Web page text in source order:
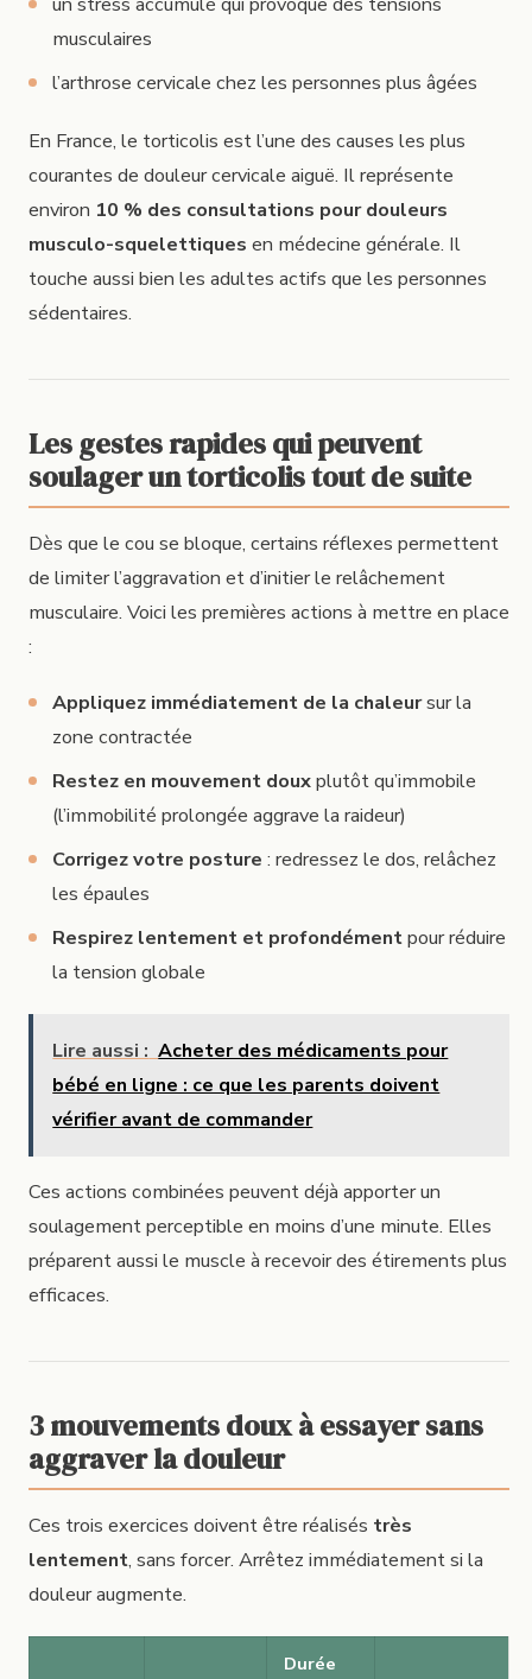
un stress accumulé qui provoque des tensions
musculaires
l’arthrose cervicale chez les personnes plus âgées
En France, le torticolis est l’une des causes les plus
courantes de douleur cervicale aiguë. Il représente
environ 10 % des consultations pour douleurs
musculo-squelettiques en médecine générale. Il
touche aussi bien les adultes actifs que les personnes
sédentaires.
Les gestes rapides qui peuvent
soulager un torticolis tout de suite
Dès que le cou se bloque, certains réflexes permettent
de limiter l’aggravation et d’initier le relâchement
musculaire. Voici les premières actions à mettre en place
:
Appliquez immédiatement de la chaleursur la
zone contractée
Restez en mouvement douxplutôt qu’immobile
(l’immobilité prolongée aggrave la raideur)
Corrigez votre posture : redressez le dos, relâchez
les épaules
Respirez lentement et profondémentpour réduire
la tension globale
Lire aussi : Acheter des médicaments pour
bébé en ligne : ce que les parents doivent
vérifier avant de commander
Ces actions combinées peuvent déjà apporter un
soulagement perceptible en moins d’une minute. Elles
préparent aussi le muscle à recevoir des étirements plus
efficaces.
3 mouvements doux à essayer sans
aggraver la douleur
Ces trois exercices doivent être réalisés très
lentement, sans forcer. Arrêtez immédiatement si la
douleur augmente.
Durée